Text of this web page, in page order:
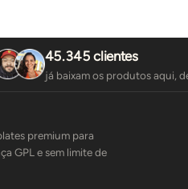
45.345 clientes
já baixam os produtos aqui,
premium para
GPL e sem limite de